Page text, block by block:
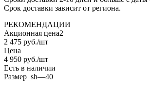
Срок доставки зависит от региона.
РЕКОМЕНДАЦИИ
Акционная цена2
2 475 руб./шт
Цена
4 950 руб./шт
Есть в наличии
Размер_sh—40